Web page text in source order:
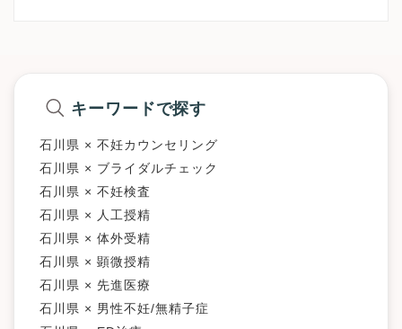
キーワードで探す
石川県 × 不妊カウンセリング
石川県 × ブライダルチェック
石川県 × 不妊検査
石川県 × 人工授精
石川県 × 体外受精
石川県 × 顕微授精
石川県 × 先進医療
石川県 × 男性不妊/無精子症